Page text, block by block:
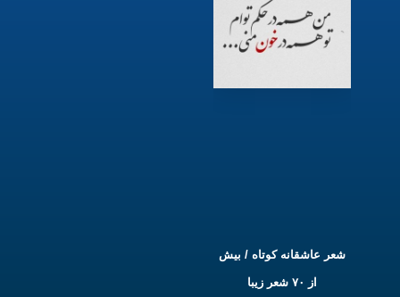
شعر عاشقانه کوتاه / بیش
از ۷۰ شعر زیبا